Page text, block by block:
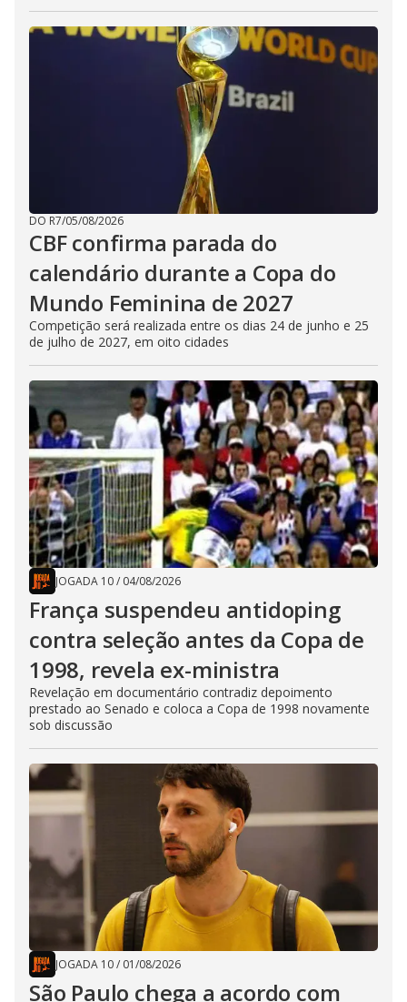
DO R7/05/08/2026
CBF confirma parada do
calendário durante a Copa do
Mundo Feminina de 2027
Competição será realizada entre os dias 24 de junho e 25
de julho de 2027, em oito cidades
JOGADA 10/ 04/08/2026
França suspendeu antidoping
contra seleção antes da Copa de
1998, revela ex-ministra
Revelação em documentário contradiz depoimento
prestado ao Senado e coloca a Copa de 1998 novamente
sob discussão
JOGADA 10/ 01/08/2026
São Paulo chega a acordo com